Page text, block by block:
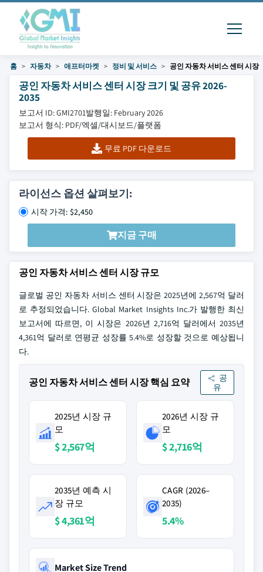
홈 자동차 애프터마켓 정비 및 서비스 공인 자동차 서비스 센터 시장
공인 자동차 서비스 센터 시장 크기 및 공유 2026-
2035
보고서 ID: GMI2701발행일: February 2026
보고서 형식: PDF/엑셀/대시보드/플랫폼
무료 PDF 다운로드
라이선스 옵션 살펴보기:
시작 가격: $2,450
지금 구매
공인 자동차 서비스 센터 시장 규모
글로벌 공인 자동차 서비스 센터 시장은 2025년에 2,567억 달러
로 추정되었습니다. Global Market Insights Inc.가 발행한 최신
보고서에 따르면, 이 시장은 2026년 2,716억 달러에서 2035년
4,361억 달러로 연평균 성장률 5.4%로 성장할 것으로 예상됩니
다.
공인 자동차 서비스 센터 시장 핵심 요약
공
유
2025년 시장 규
모
$ 2,567억
2026년 시장 규
모
$ 2,716억
2035년 예측 시
장 규모
$ 4,361억
CAGR (2026–
2035)
5.4%
Market Size Trend